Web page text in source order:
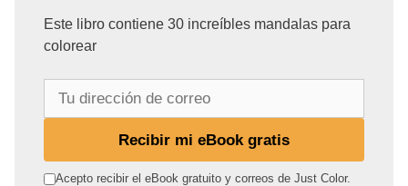
Este libro contiene 30 increíbles mandalas para
colorear
r
Recibir mi eBook gratis
Acepto recibir el eBook gratuito y correos de Just Color.